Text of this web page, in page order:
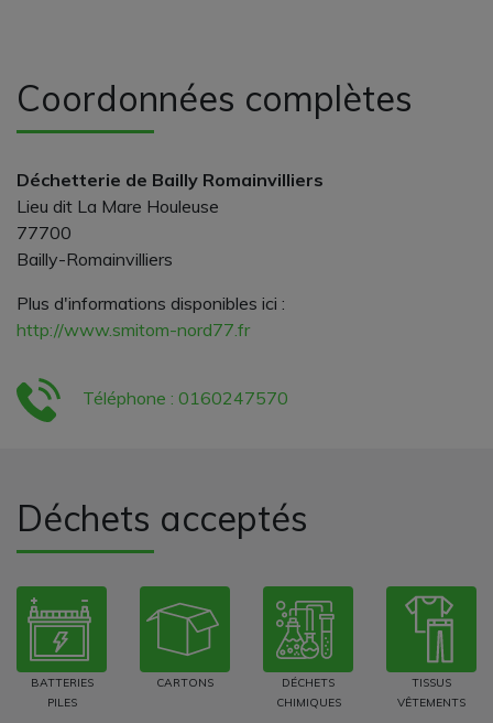
Coordonnées complètes
Déchetterie de Bailly Romainvilliers
Lieu dit La Mare Houleuse
77700
Bailly-Romainvilliers
Plus d'informations disponibles ici :
http://www.smitom-nord77.fr
Téléphone : 0160247570
Déchets acceptés
BATTERIES
PILES
CARTONS
DÉCHETS
CHIMIQUES
TISSUS
VÊTEMENTS